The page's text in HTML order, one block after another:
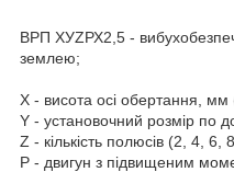
ВРП ХУZРХ2,5 -
землею;
Х - висота осі обертання,
Y - установочний розмір по
Z - кількість полюсів (2, 4, 6,
Р - двигун з підвищеним